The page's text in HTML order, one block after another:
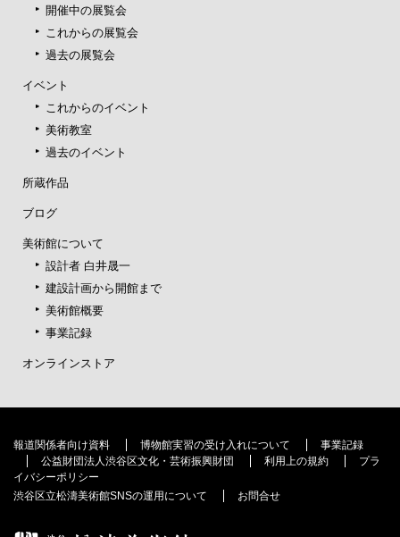
開催中の展覧会
これからの展覧会
過去の展覧会
イベント
これからのイベント
美術教室
過去のイベント
所蔵作品
ブログ
美術館について
設計者 白井晟一
建設計画から開館まで
美術館概要
事業記録
オンラインストア
報道関係者向け資料 博物館実習の受け入れについて
事業記録
公益財団法人渋谷区文化・芸術振興財団
利用上の規約
プラ
イバシーポリシー
渋谷区立松濤美術館SNSの運用について
お問合せ